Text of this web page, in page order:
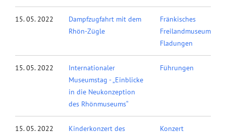
15. 05. 2022
Dampfzugfahrt mit dem
Rhön-Zügle
Fränkisches
Freilandmuseum
Fladungen
15. 05. 2022
Internationaler
Museumstag - „Einblicke
in die Neukonzeption
des Rhönmuseums“
Führungen
15. 05. 2022
Kinderkonzert des
Konzert